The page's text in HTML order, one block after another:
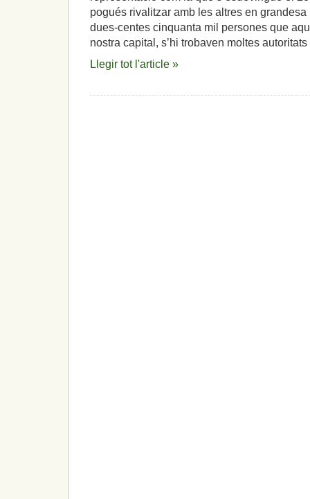
pogués rivalitzar amb les altres en
dues-centes cinquanta mil persones que
nostra capital, s’hi trobaven moltes
Llegir tot l'article »